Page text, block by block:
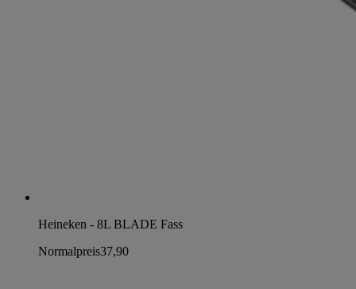
Heineken - 8L BLADE Fass
Normalpreis37,90